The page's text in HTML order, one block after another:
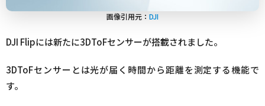
画像引用元： DJI
DJI Flipには新たに3DToFセンサーが搭載されました。
3DToFセンサーとは光が届く時間から距離を測定する機能で
す。